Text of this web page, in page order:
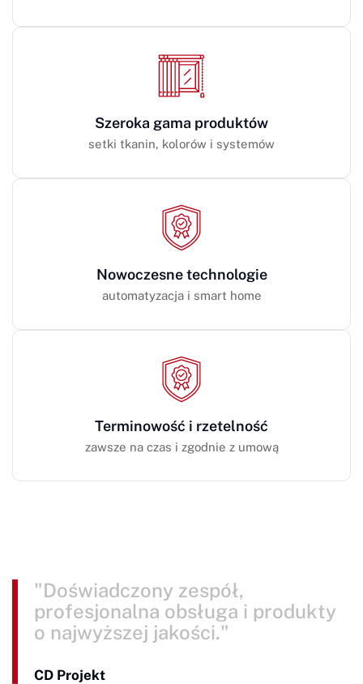
Szeroka gama produktów
setki tkanin, kolorów i systemów
Nowoczesne technologie
automatyzacja i smart home
Terminowość i rzetelność
zawsze na czas i zgodnie z umową
"Doświadczony zespół,
profesjonalna obsługa i produkty
o najwyższej jakości."
CD Projekt